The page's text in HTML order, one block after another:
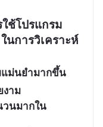
ช้โปรแกรม
นการวิเคราะห์
แม่นยำมากขึ้น
งาม
วนมากใน